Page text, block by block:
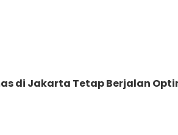
di Jakarta Tetap Berjalan